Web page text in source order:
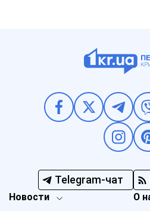
Telegram-чат
Новости О